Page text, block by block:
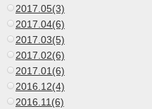
2017.05(3)
2017.04(6)
2017.03(5)
2017.02(6)
2017.01(6)
2016.12(4)
2016.11(6)